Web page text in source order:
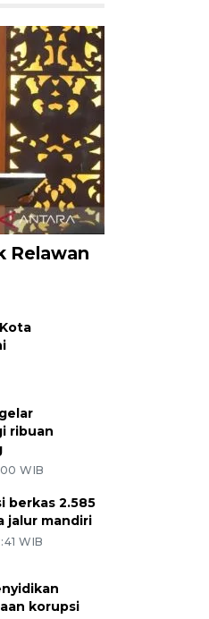
Relawan
ribuan
WIB
berkas 2.585
jalur mandiri
WIB
korupsi